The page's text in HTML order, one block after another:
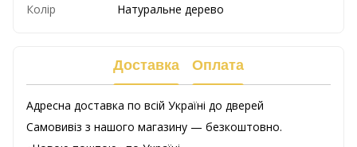
Колір
Натуральне дерево
Доставка Оплата
Адресна доставка по всій Україні до дверей
Самовивіз з нашого магазину — безкоштовно.